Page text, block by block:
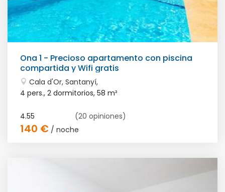
Ona 1 - Precioso apartamento con piscina
compartida y Wifi gratis
Cala d'Or, Santanyí,
4 pers., 2 dormitorios, 58 m²
4.55 (20 opiniones)
140 € / noche